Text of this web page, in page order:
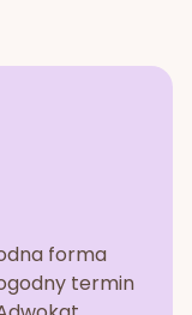
forma
termin